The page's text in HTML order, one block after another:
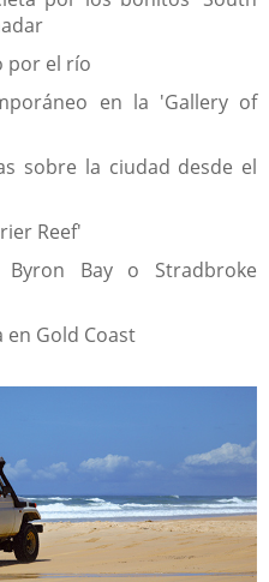
por el río
en la 'Gallery of
sobre la ciudad desde el
Reef'
Byron Bay o Stradbroke
en Gold Coast